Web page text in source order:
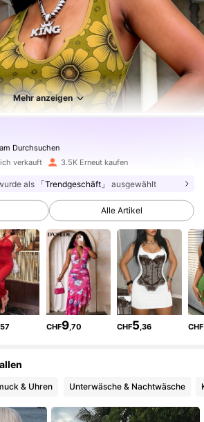
Mehr anzeigen
Follower
Follower
Follower
Follower
Follower
Follower
Follower
Follower
verkauft 3.5K Erneut kaufen
als 「Trendgeschäft」 ausgewählt
Alle Artikel
,57 CHF9,70 CHF5 ,36 CHF
& Uhren Unterwäsche & Nachtwäsche